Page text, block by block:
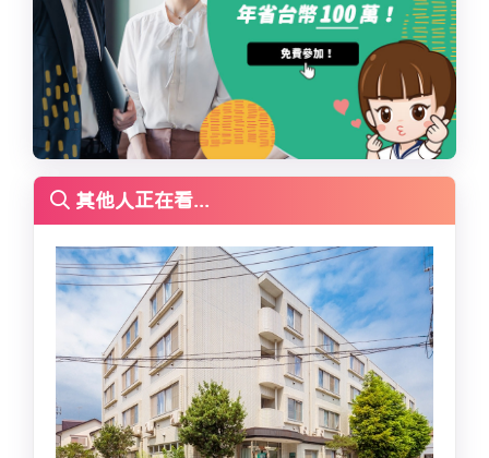
其他人正在看...